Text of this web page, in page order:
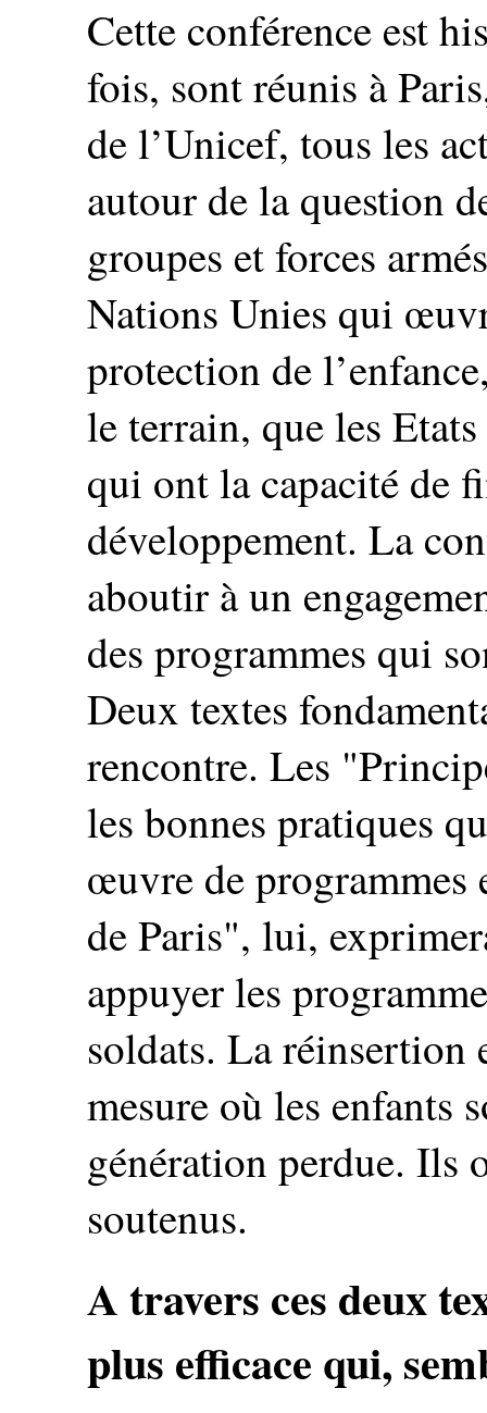
Cette conférence est
fois, sont réunis à
de l’Unicef, tous les
autour de la question
groupes et forces
Nations Unies qui
protection de
le terrain, que les
qui ont la capacité de
développement. La
aboutir à un
des programmes qui
Deux textes
rencontre. Les
les bonnes pratiques
œuvre de programmes
de Paris", lui,
appuyer les
soldats. La réinsertion
mesure où les enfants
génération perdue. Ils
soutenus.
A travers ces deux
plus efficace qui,